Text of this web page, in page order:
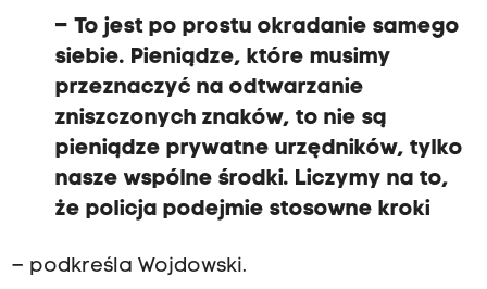
– To jest po prostu okradanie samego
siebie. Pieniądze, które musimy
przeznaczyć na odtwarzanie
zniszczonych znaków, to nie są
pieniądze prywatne urzędników, tylko
nasze wspólne środki. Liczymy na to,
że policja podejmie stosowne kroki
– podkreśla Wojdowski.